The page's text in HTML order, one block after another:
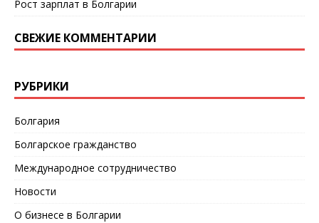
Рост зарплат в Болгарии
СВЕЖИЕ КОММЕНТАРИИ
РУБРИКИ
Болгария
Болгарское гражданство
Международное сотрудничество
Новости
О бизнесе в Болгарии